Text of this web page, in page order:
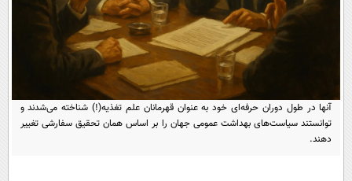
باشگاه مغز
مجله تصویری سلاح
اقتصاد
ورزش
سیاست
سرگرمی
فناوری
عصر ایران 2
خواندنی ها و دیدنی ها
داستان کوتاه
پیامک
روانشناسی
آموزش زبان
آنها در طول دوران حرفه‌ای خود به عنوان قهرمانان علم تغذیه(!) شناخته می‌شدند و
توانستند سیاست‌های بهداشت عمومی جهان را بر اساس همان تحقیق سفارشی تغییر
دهند.